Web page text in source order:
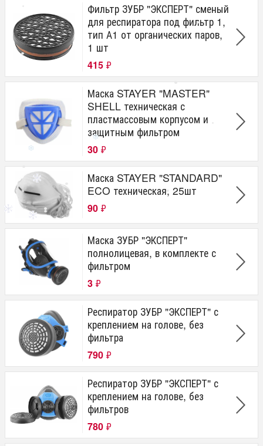
Фильтр ЗУБР "ЭКСПЕРТ" сменый
для респиратора под фильтр 1,
тип А1 от органических паров,
1 шт
415 ₽
Маска STAYER "MASTER"
SHELL техническая с
пластмассовым корпусом и
защитным фильтром
30 ₽
Маска STAYER "STANDARD"
ECO техническая, 25шт
90 ₽
Маска ЗУБР "ЭКСПЕРТ"
полнолицевая, в комплекте с
фильтром
3 ₽
Респиратор ЗУБР "ЭКСПЕРТ" с
креплением на голове, без
фильтра
790 ₽
Респиратор ЗУБР "ЭКСПЕРТ" с
креплением на голове, без
фильтров
780 ₽